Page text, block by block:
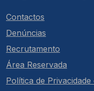
Contactos
Denúncias
Recrutamento
Área Reservada
Política de Privacidade